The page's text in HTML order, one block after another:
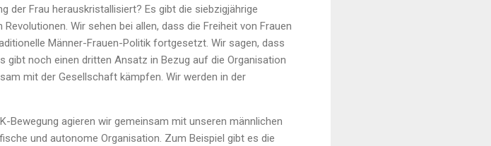
der Frau herauskristallisiert? Es gibt die siebzigjährige
Wir sehen bei allen, dass die Freiheit von Frauen
Männer-Frauen-Politik fortgesetzt. Wir sagen, dass
gibt noch einen dritten Ansatz in Bezug auf die Organisation
mit der Gesellschaft kämpfen. Wir werden in der
Bewegung agieren wir gemeinsam mit unseren männlichen
und autonome Organisation. Zum Beispiel gibt es die